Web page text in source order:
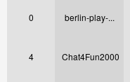
0 berlin-play-...
4 Chat4Fun2000